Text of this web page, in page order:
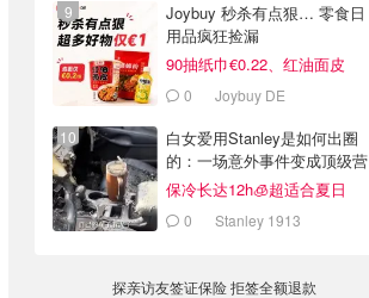
Joybuy 秒杀有点狠… 零食日
用品疯狂捡漏
90抽纸巾€0.22、红油面皮
€0.99
0 Joybuy DE
白女爱用Stanley是如何出圈
的：一场意外事件变成顶级营
销案例
保冷长达12h🧊超适合夏日
0 Stanley 1913
探亲访友签证保险 拒签全额退款